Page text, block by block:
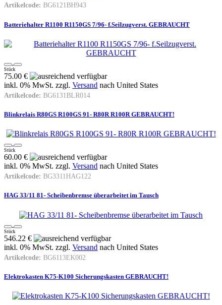
Artikelcode: BG6121BH943
Batteriehalter R1100 R1150GS 7/96- f.Seilzugverst. GEBRAUCHT
Stück
75.00 €
inkl. 0% MwSt. zzgl. Versand nach United States
Artikelcode: BG6131BLR014
Blinkrelais R80GS R100GS 91- R80R R100R GEBRAUCHT!
Stück
60.00 €
inkl. 0% MwSt. zzgl. Versand nach United States
Artikelcode: BG3311HAG122
HAG 33/11 81- Scheibenbremse überarbeitet im Tausch
Stück
546.22 €
inkl. 0% MwSt. zzgl. Versand nach United States
Artikelcode: BG6113EK002
Elektrokasten K75-K100 Sicherungskasten GEBRAUCHT!